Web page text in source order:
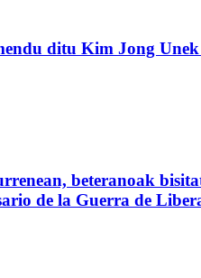
ditu Kim Jong
beteranoak
de la Guerra de